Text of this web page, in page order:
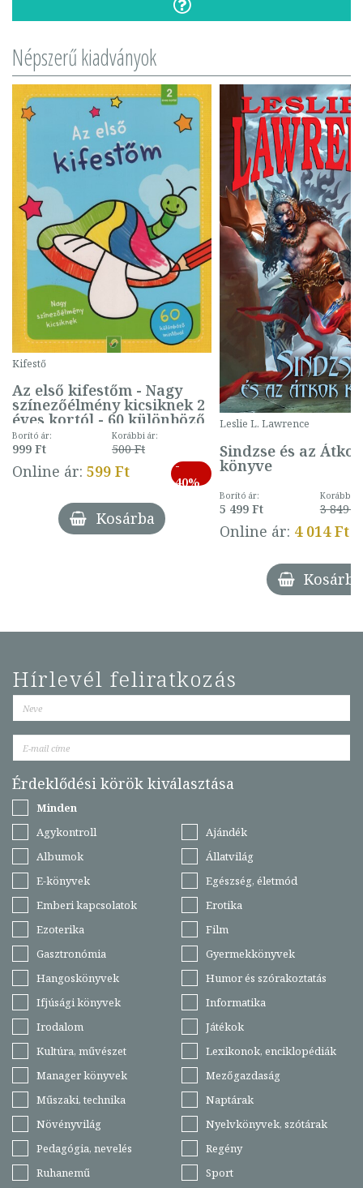
Népszerű kiadványok
Kifestő
Az első kifestőm - Nagy
színezőélmény kicsiknek 2
éves kortól - 60 különböző
mintával (gombás)
Borító ár:
999 Ft
Korábbi ár:
500 Ft
Online ár: 599 Ft
-
40%
Kosárba
Leslie L. Lawrence
Sindzse és az Átkok
könyve
Borító ár:
5 499 Ft
Korábbi
3 849 Ft
Online ár: 4 014 Ft
Kosárba
Hírlevél feliratkozás
Érdeklődési körök kiválasztása
Minden
Agykontroll
Ajándék
Albumok
Állatvilág
E-könyvek
Egészség, életmód
Emberi kapcsolatok
Erotika
Ezoterika
Film
Gasztronómia
Gyermekkönyvek
Hangoskönyvek
Humor és szórakoztatás
Ifjúsági könyvek
Informatika
Irodalom
Játékok
Kultúra, művészet
Lexikonok, enciklopédiák
Manager könyvek
Mezőgazdaság
Műszaki, technika
Naptárak
Növényvilág
Nyelvkönyvek, szótárak
Pedagógia, nevelés
Regény
Ruhanemű
Sport